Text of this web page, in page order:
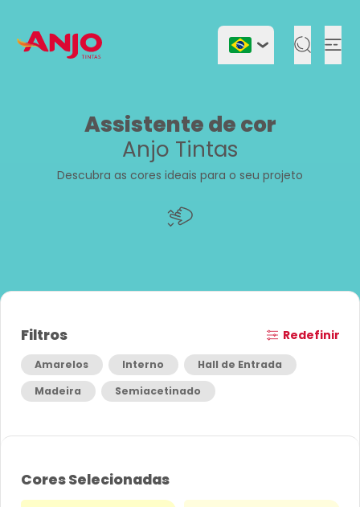
Assistente de cor
Anjo Tintas
Descubra as cores ideais para o seu projeto
Filtros Redefinir
Amarelos Interno
Hall de Entrada
Madeira
Semiacetinado
Cores Selecionadas